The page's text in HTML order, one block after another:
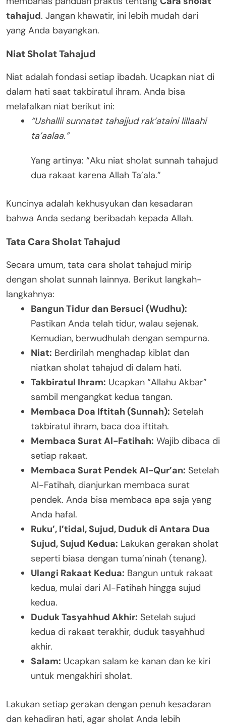
tahajud. Jangan khawatir, ini lebih mudah dari
yang Anda bayangkan.
Niat Sholat Tahajud
Niat adalah fondasi setiap ibadah. Ucapkan niat di
dalam hati saat takbiratul ihram. Anda bisa
melafalkan niat berikut ini:
“Ushallii sunnatat tahajjud rak’ataini lillaahi
ta’aalaa.”
Yang artinya: “Aku niat sholat sunnah tahajud
dua rakaat karena Allah Ta’ala.”
Kuncinya adalah kekhusyukan dan kesadaran
bahwa Anda sedang beribadah kepada Allah.
Tata Cara Sholat Tahajud
Secara umum, tata cara sholat tahajud mirip
dengan sholat sunnah lainnya. Berikut langkah-
langkahnya:
Bangun Tidur dan Bersuci (Wudhu):
Pastikan Anda telah tidur, walau sejenak.
Kemudian, berwudhulah dengan sempurna.
Niat: Berdirilah menghadap kiblat dan
niatkan sholat tahajud di dalam hati.
Takbiratul Ihram: Ucapkan “Allahu Akbar”
sambil mengangkat kedua tangan.
Membaca Doa Iftitah (Sunnah): Setelah
takbiratul ihram, baca doa iftitah.
Membaca Surat Al-Fatihah: Wajib dibaca di
setiap rakaat.
Membaca Surat Pendek Al-Qur’an: Setelah
Al-Fatihah, dianjurkan membaca surat
pendek. Anda bisa membaca apa saja yang
Anda hafal.
Ruku’, I’tidal, Sujud, Duduk di Antara Dua
Sujud, Sujud Kedua: Lakukan gerakan sholat
seperti biasa dengan tuma’ninah (tenang).
Ulangi Rakaat Kedua: Bangun untuk rakaat
kedua, mulai dari Al-Fatihah hingga sujud
kedua.
Duduk Tasyahhud Akhir: Setelah sujud
kedua di rakaat terakhir, duduk tasyahhud
akhir.
Salam: Ucapkan salam ke kanan dan ke kiri
untuk mengakhiri sholat.
Lakukan setiap gerakan dengan penuh kesadaran
dan kehadiran hati, agar sholat Anda lebih